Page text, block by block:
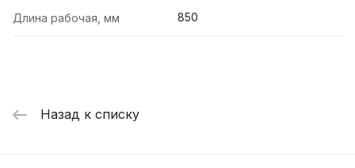
Длина рабочая, мм 850
Назад к списку